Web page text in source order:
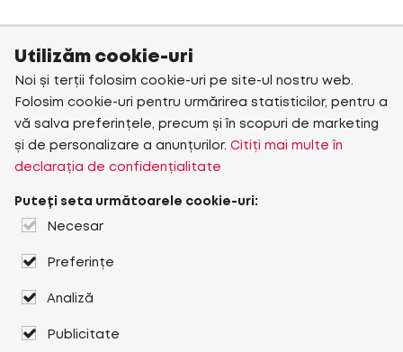
Utilizăm cookie-uri
Noi și terții folosim cookie-uri pe site-ul nostru web.
Folosim cookie-uri pentru urmărirea statisticilor, pentru a
vă salva preferințele, precum și în scopuri de marketing
și de personalizare a anunțurilor. Citiți mai multe în
declarația de confidențialitate
Puteți seta următoarele cookie-uri:
Necesar
Preferințe
Analiză
Publicitate